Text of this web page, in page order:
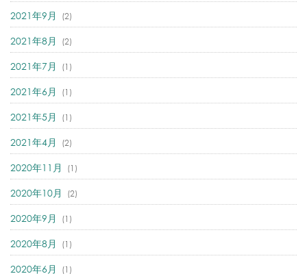
2021年9月 (2)
2021年8月 (2)
2021年7月 (1)
2021年6月 (1)
2021年5月 (1)
2021年4月 (2)
2020年11月 (1)
2020年10月 (2)
2020年9月 (1)
2020年8月 (1)
2020年6月 (1)